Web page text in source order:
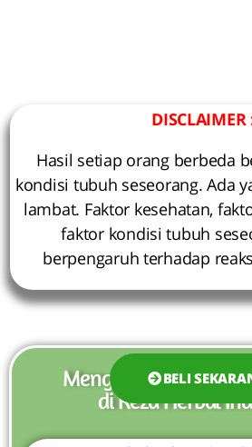
DISCLAIMER
Hasil setiap orang berbeda
kondisi tubuh seseorang. Ada
lambat. Faktor kesehatan,
faktor kondisi tubuh
berpengaruh terhadap
Mengapa Harus
di Reza Herbal
BELI